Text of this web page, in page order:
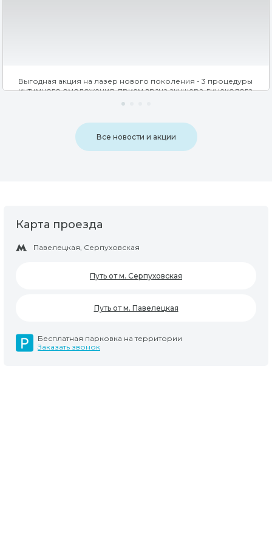
Выгодная акция на лазер нового поколения - 3 процедуры
интимного омоложения, прием врача акушера-гинеколога
Все новости и акции
Карта проезда
Павелецкая, Серпуховская
Путь от м. Серпуховская
Путь от м. Павелецкая
Бесплатная парковка на территории
Заказать звонок